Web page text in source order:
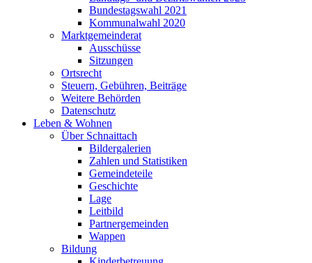
Bundestagswahl 2021
Kommunalwahl 2020
Marktgemeinderat
Ausschüsse
Sitzungen
Ortsrecht
Steuern, Gebühren, Beiträge
Weitere Behörden
Datenschutz
Leben & Wohnen
Über Schnaittach
Bildergalerien
Zahlen und Statistiken
Gemeindeteile
Geschichte
Lage
Leitbild
Partnergemeinden
Wappen
Bildung